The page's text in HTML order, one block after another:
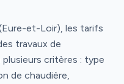
et-Loir), les tarifs
travaux de
critères : type
de chaudière,